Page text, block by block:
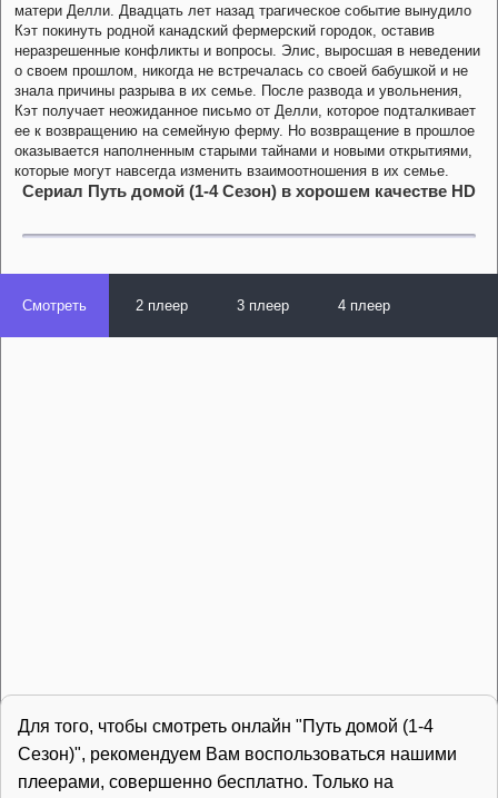
матери Делли. Двадцать лет назад трагическое событие вынудило
Кэт покинуть родной канадский фермерский городок, оставив
неразрешенные конфликты и вопросы. Элис, выросшая в неведении
о своем прошлом, никогда не встречалась со своей бабушкой и не
знала причины разрыва в их семье. После развода и увольнения,
Кэт получает неожиданное письмо от Делли, которое подталкивает
ее к возвращению на семейную ферму. Но возвращение в прошлое
оказывается наполненным старыми тайнами и новыми открытиями,
которые могут навсегда изменить взаимоотношения в их семье.
Сериал Путь домой (1-4 Сезон) в хорошем качестве HD
Смотреть 2 плеер 3 плеер 4 плеер
Для того, чтобы смотреть онлайн "Путь домой (1-4
Сезон)", рекомендуем Вам воспользоваться нашими
плеерами, совершенно бесплатно. Только на